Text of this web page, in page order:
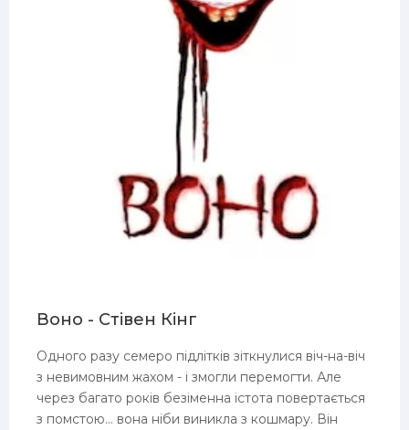
Воно - Стівен Кінг
Одного разу семеро підлітків зіткнулися віч-на-віч
з невимовним жахом - і змогли перемогти. Але
через багато років безіменна істота повертається
з помстою... вона ніби виникла з кошмару. Він